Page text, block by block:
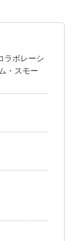
ラボレーシ
・スモー